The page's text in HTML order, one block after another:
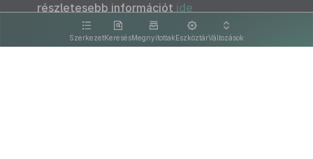
SzerkezetKeresésMegnyitottakEszköztárVáltozások
részletesebb információt ide
kattintva olvashat.